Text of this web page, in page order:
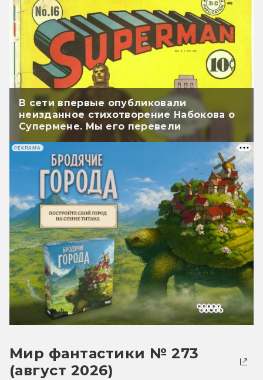
В сети впервые опубликовали
неизданное стихотворение Набокова о
Супермене. Мы его перевели
РЕКЛАМА
Мир фантастики № 273
(август 2026)